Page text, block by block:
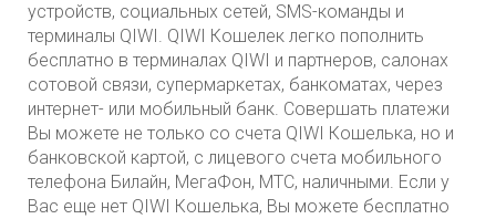
устройств, социальных сетей, SMS-команды и
терминалы QIWI. QIWI Кошелек легко пополнить
бесплатно в терминалах QIWI и партнеров, салонах
сотовой связи, супермаркетах, банкоматах, через
интернет- или мобильный банк. Совершать платежи
Вы можете не только со счета QIWI Кошелька, но и
банковской картой, с лицевого счета мобильного
телефона Билайн, МегаФон, МТС, наличными. Если у
Вас еще нет QIWI Кошелька, Вы можете бесплатно